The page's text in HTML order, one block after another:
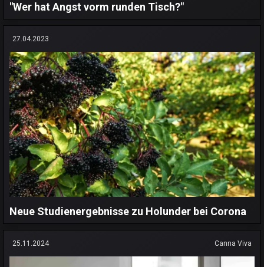
"Wer hat Angst vorm runden Tisch?"
27.04.2023
Neue Studienergebnisse zu Holunder bei Corona
25.11.2024 Canna Viva